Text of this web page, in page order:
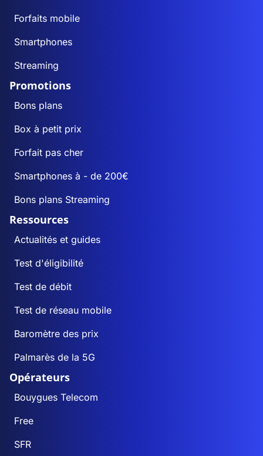
Forfaits mobile
Smartphones
Streaming
Promotions
Bons plans
Box à petit prix
Forfait pas cher
Smartphones à - de 200€
Bons plans Streaming
Ressources
Actualités et guides
Test d'éligibilité
Test de débit
Test de réseau mobile
Baromètre des prix
Palmarès de la 5G
Opérateurs
Bouygues Telecom
Free
SFR